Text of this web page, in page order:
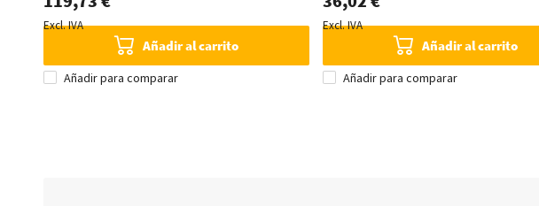
Excl. IVA
Añadir al carrito
Añadir para comparar
Excl. IVA
Añadir al carrito
Añadir para comparar